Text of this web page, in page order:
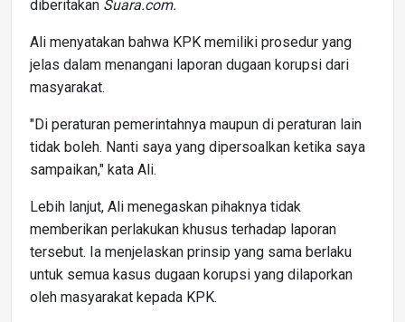
diberitakan Suara.com.
Ali menyatakan bahwa KPK memiliki prosedur yang
jelas dalam menangani laporan dugaan korupsi dari
masyarakat.
"Di peraturan pemerintahnya maupun di peraturan lain
tidak boleh. Nanti saya yang dipersoalkan ketika saya
sampaikan," kata Ali.
Lebih lanjut, Ali menegaskan pihaknya tidak
memberikan perlakukan khusus terhadap laporan
tersebut. Ia menjelaskan prinsip yang sama berlaku
untuk semua kasus dugaan korupsi yang dilaporkan
oleh masyarakat kepada KPK.